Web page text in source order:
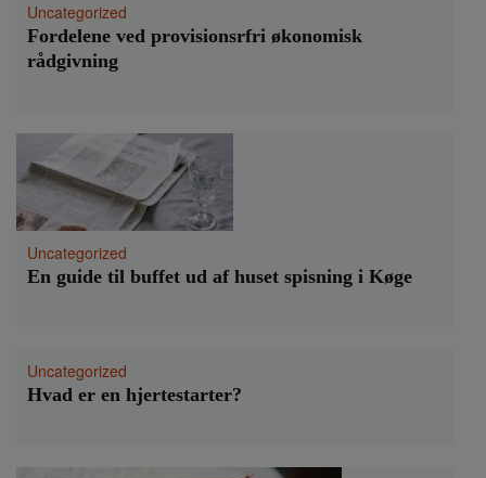
Uncategorized
Fordelene ved provisionsrfri økonomisk
rådgivning
Uncategorized
En guide til buffet ud af huset spisning i Køge
Uncategorized
Hvad er en hjertestarter?